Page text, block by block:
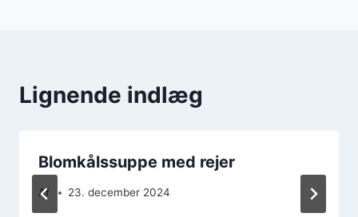
Lignende indlæg
Blomkålssuppe med rejer
Af 23. december 2024